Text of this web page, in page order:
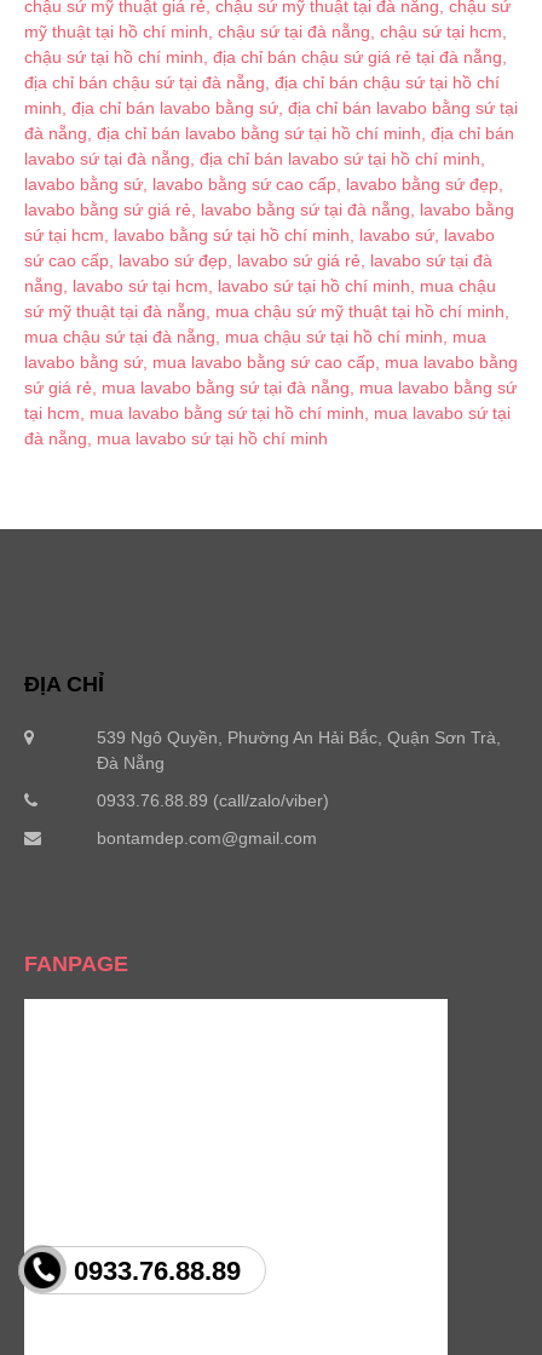
0933.76.88.89
ĐỊA CHỈ
539 Ngô Quyền, Phường An Hải Bắc, Quận Sơn Trà,
Đà Nẵng
0933.76.88.89 (call/zalo/viber)
bontamdep.com@gmail.com
FANPAGE